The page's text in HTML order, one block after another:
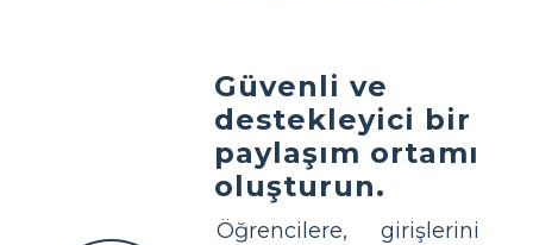
Güvenli ve
destekleyici bir
paylaşım ortamı
oluşturun.
Öğrencilere, girişlerini